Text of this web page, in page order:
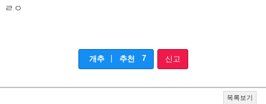
ㄹㅇ
개추 추천 7 신고
목록보기